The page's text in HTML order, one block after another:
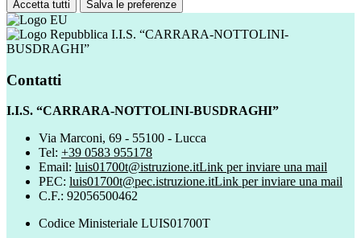
Accetta tutti Salva le preferenze
I.I.S. “CARRARA-NOTTOLINI-
BUSDRAGHI”
Contatti
I.I.S. “CARRARA-NOTTOLINI-BUSDRAGHI”
Via Marconi, 69 - 55100 - Lucca
Tel: +39 0583 955178
Email: luis01700t@istruzione.itLink per inviare una mail
PEC: luis01700t@pec.istruzione.itLink per inviare una mail
C.F.: 92056500462
Codice Ministeriale LUIS01700T